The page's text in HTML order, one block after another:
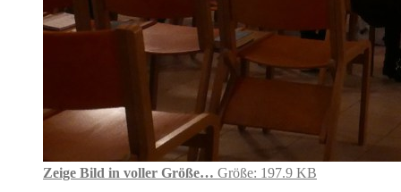
Zeige Bild in voller Größe… Größe: 197.9 KB